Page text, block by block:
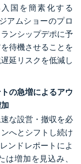
国を簡素化する
アムショーのプロ
ンシップデポに予
待機させることを
延リスクを低減し
の急増によるアウ
な設営・撤収を必
へとシフトし続け
ンドレポートによ
は増加を見込み、